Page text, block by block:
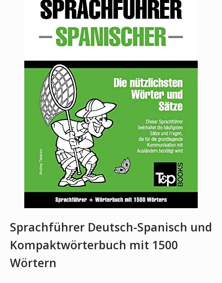
Sprachführer Deutsch-Spanisch und
Kompaktwörterbuch mit 1500
Wörtern